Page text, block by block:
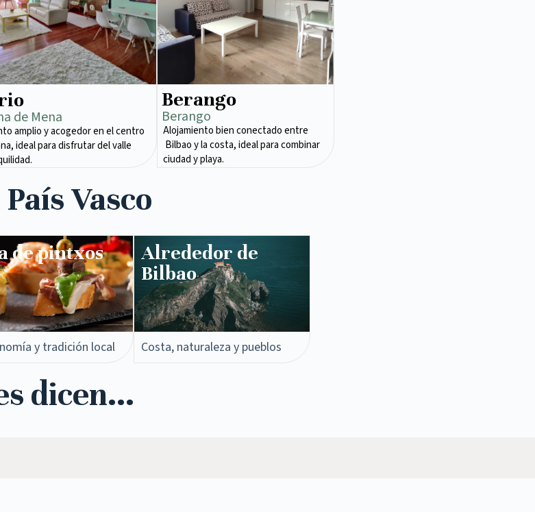
de Mena​
amplio y acogedor en el centro
ideal para disfrutar del valle
Berango
Berango
Alojamiento bien conectado entre
Bilbao y la costa, ideal para combinar
ciudad y playa.
Vasco
de pintxos​
y tradición local
Alrededor de
Bilbao
Costa, naturaleza y pueblos
dicen...